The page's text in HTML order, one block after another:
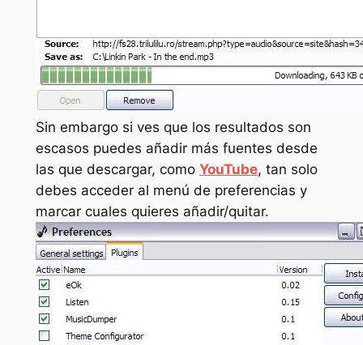
Sin embargo si ves que los resultados son
escasos puedes añadir más fuentes desde
las que descargar, como YouTube, tan solo
debes acceder al menú de preferencias y
marcar cuales quieres añadir/quitar.